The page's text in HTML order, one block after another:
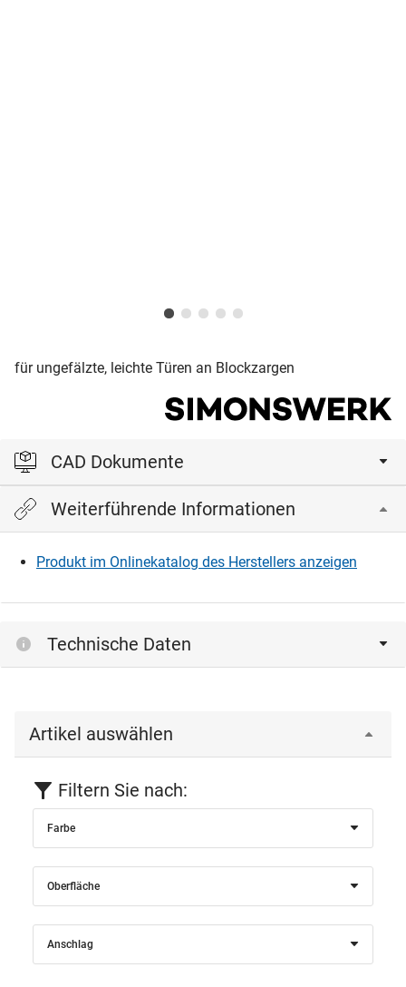
für ungefälzte, leichte Türen an Blockzargen
CAD Dokumente
Bitte einloggen, um die CAD‑Dateien anzeigen und
herunterladen zu können.
Einloggen
Weiterführende Informationen
Produkt im Onlinekatalog des Herstellers anzeigen
Technische Daten
Artikel auswählen
Filtern Sie nach:
Farbe
Oberfläche
Anschlag